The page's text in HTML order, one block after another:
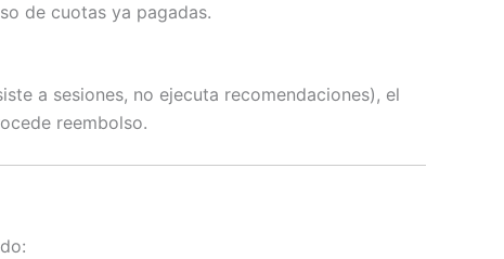
de cuotas ya pagadas.
a sesiones, no ejecuta recomendaciones), el
reembolso.